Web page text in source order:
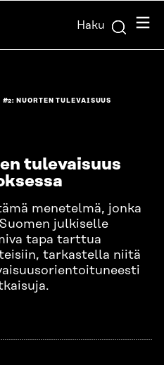
Haku
#2: NUORTEN TULEVAISUUS
tulevaisuus
menetelmä, jonka
julkiselle
tapa tarttua
tarkastella niitä